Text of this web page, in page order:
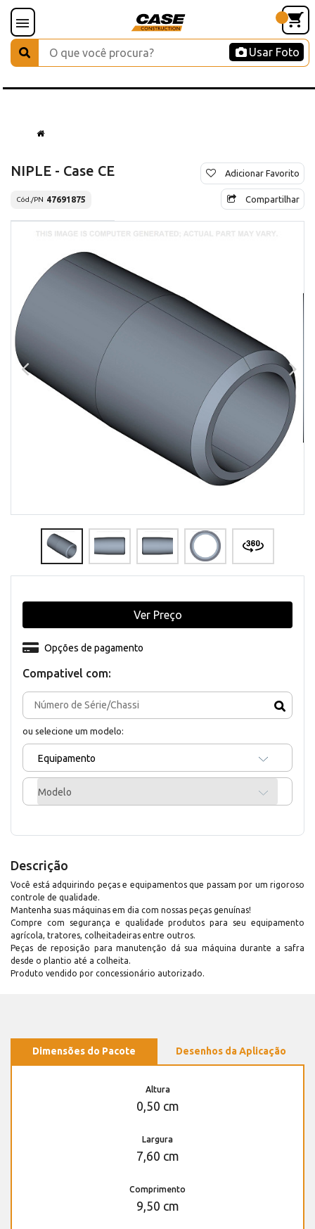
Usar Foto
NIPLE - Case CE
Cód./PN 47691875
Adicionar Favorito
Compartilhar
Compativel com:
ou selecione um modelo:
Equipamento
Modelo
Opções de pagamento
Ver Preço
Descrição
Você está adquirindo peças e equipamentos que passam por um rigoroso
controle de qualidade.
Mantenha suas máquinas em dia com nossas peças genuínas!
Compre com segurança e qualidade produtos para seu equipamento
agrícola, tratores, colheitadeiras entre outros.
Peças de reposição para manutenção dá sua máquina durante a safra
desde o plantio até a colheita.
Produto vendido por concessionário autorizado.
Dimensões do Pacote Desenhos da Aplicação
Altura
0,50 cm
Largura
7,60 cm
Comprimento
9,50 cm